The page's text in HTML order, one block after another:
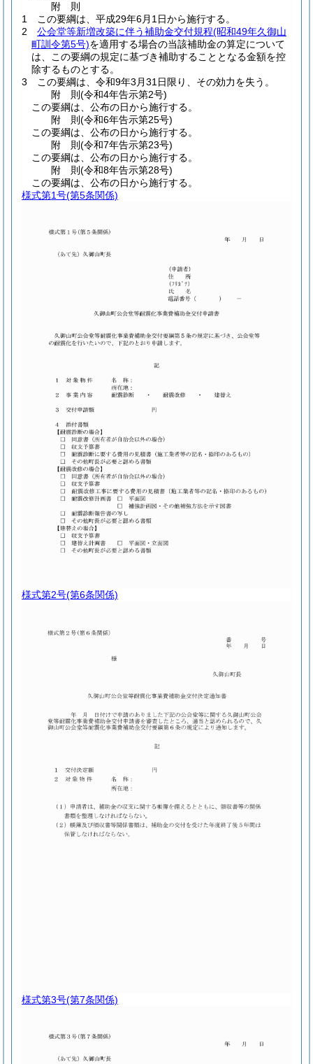
附 則
1
この要綱は、平成29年6月1日から施行する。
2
公会堂等新増改築に伴う補助金交付規程(昭和49年久御山
町訓令第5号)を適用する場合の当該補助金の算定について
は、この要綱の規定に基づき補助することとなる金額を控
除するものとする。
3
この要綱は、令和9年3月31日限り、その効力を失う。
附 則(令和4年告示第2号)
この要綱は、公布の日から施行する。
附 則(令和6年告示第25号)
この要綱は、公布の日から施行する。
附 則(令和7年告示第23号)
この要綱は、公布の日から施行する。
附 則(令和8年告示第28号)
この要綱は、公布の日から施行する。
様式第1号(第5条関係)
様式第2号(第6条関係)
様式第3号(第7条関係)